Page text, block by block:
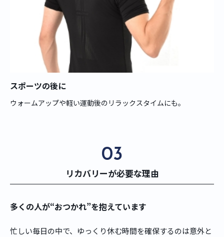
スポーツの後に
ウォームアップや軽い運動後のリラックスタイムにも。
03
リカバリーが必要な理由
多くの人が“おつかれ”を抱えています
忙しい毎日の中で、ゆっくり休む時間を確保するのは意外と